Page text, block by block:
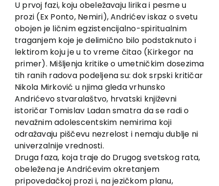
U prvoj fazi, koju obeležavaju lirika i pesme u
prozi (Ex Ponto, Nemiri), Andrićev iskaz o svetu
obojen je ličnim egzistencijalno-spiritualnim
traganjem koje je delimično bilo podstaknuto i
lektirom koju je u to vreme čitao (Кirkegor na
primer). Mišljenja kritike o umetničkim dosezima
tih ranih radova podeljena su: dok srpski kritičar
Nikola Mirković u njima gleda vrhunsko
Andrićevo stvaralaštvo, hrvatski književni
istoričar Tomislav Ladan smatra da se radi o
nevažnim adolescentskim nemirima koji
odražavaju piščevu nezrelost i nemaju dublje ni
univerzalnije vrednosti.
Druga faza, koja traje do Drugog svetskog rata,
obeležena je Andrićevim okretanjem
pripovedačkoj prozi i, na jezičkom planu,